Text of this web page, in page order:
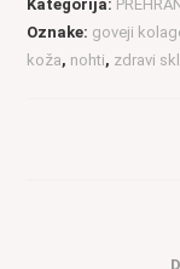
in
Kategorija:
Oznake: goveji
koža, nohti, zdravi